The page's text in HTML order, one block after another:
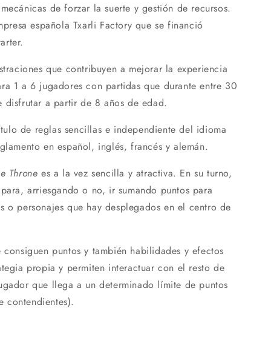
de forzar la suerte y gestión de recursos.
española Txarli Factory que se financió
que contribuyen a mejorar la experiencia
1 a 6 jugadores con partidas que durante entre 30
disfrutar a partir de 8 años de edad.
de reglas sencillas e independiente del idioma
en español, inglés, francés y alemán.
Throne es a la vez sencilla y atractiva. En su turno,
arriesgando o no, ir sumando puntos para
o personajes que hay desplegados en el centro de
puntos y también habilidades y efectos
propia y permiten interactuar con el resto de
que llega a un determinado límite de puntos
contendientes).